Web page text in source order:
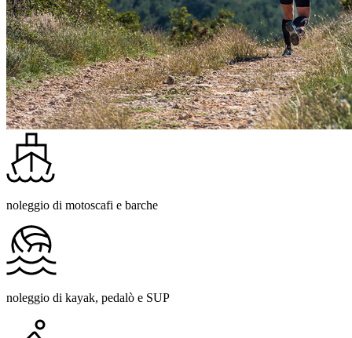
noleggio di motoscafi e barche
noleggio di kayak, pedalò e SUP